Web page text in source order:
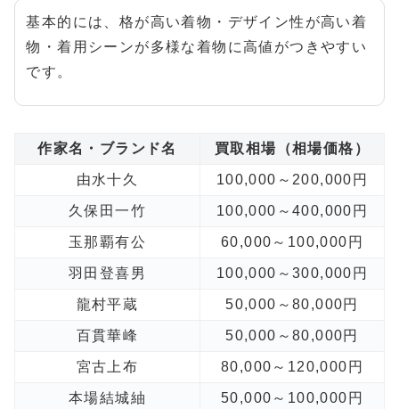
基本的には、格が高い着物・デザイン性が高い着
物・着用シーンが多様な着物に高値がつきやすい
です。
作家名・ブランド名 買取相場（相場価格）
由水十久 100,000～200,000円
久保田一竹 100,000～400,000円
玉那覇有公 60,000～100,000円
羽田登喜男 100,000～300,000円
龍村平蔵 50,000～80,000円
百貫華峰 50,000～80,000円
宮古上布 80,000～120,000円
本場結城紬 50,000～100,000円